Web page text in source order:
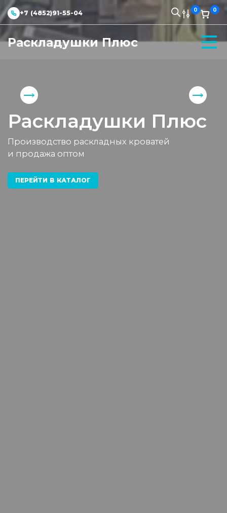
+7 (4852)91-55-04 0 0
Раскладушки Плюс
Раскладушки Плюс
Производство раскладных кроватей
и продажа оптом
ПЕРЕЙТИ В КАТАЛОГ